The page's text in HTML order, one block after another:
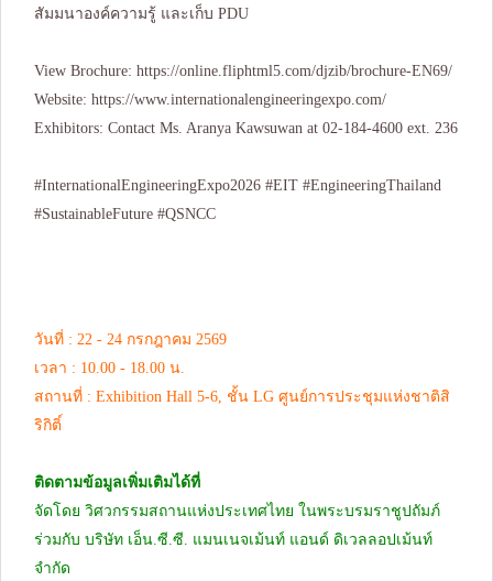
สัมมนาองค์ความรู้ และเก็บ PDU
View Brochure: https://online.fliphtml5.com/djzib/brochure-EN69/
Website: https://www.internationalengineeringexpo.com/
Exhibitors: Contact Ms. Aranya Kawsuwan at 02-184-4600 ext. 236
#InternationalEngineeringExpo2026 #EIT #EngineeringThailand
#SustainableFuture #QSNCC
วันที่ : 22 - 24 กรกฎาคม 2569
เวลา : 10.00 - 18.00 น.
สถานที่ : Exhibition Hall 5-6, ชั้น LG ศูนย์การประชุมแห่งชาติสิ
ริกิติ์
ติดตามข้อมูลเพิ่มเติมได้ที่
จัดโดย วิศวกรรมสถานแห่งประเทศไทย ในพระบรมราชูปถัมภ์
ร่วมกับ บริษัท เอ็น.ซี.ซี. แมนเนจเม้นท์ แอนด์ ดิเวลลอปเม้นท์
จำกัด